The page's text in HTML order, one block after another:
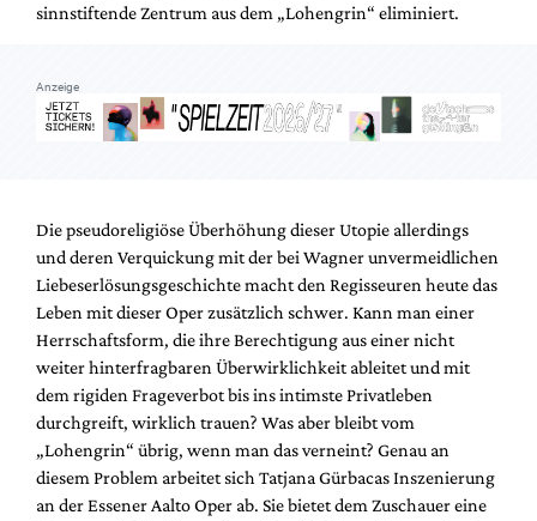
sinnstiftende Zentrum aus dem „Lohengrin“ eliminiert.
Anzeige
Die pseudoreligiöse Überhöhung dieser Utopie allerdings
und deren Verquickung mit der bei Wagner unvermeidlichen
Liebeserlösungsgeschichte macht den Regisseuren heute das
Leben mit dieser Oper zusätzlich schwer. Kann man einer
Herrschaftsform, die ihre Berechtigung aus einer nicht
weiter hinterfragbaren Überwirklichkeit ableitet und mit
dem rigiden Frageverbot bis ins intimste Privatleben
durchgreift, wirklich trauen? Was aber bleibt vom
„Lohengrin“ übrig, wenn man das verneint? Genau an
diesem Problem arbeitet sich Tatjana Gürbacas Inszenierung
an der Essener Aalto Oper ab. Sie bietet dem Zuschauer eine